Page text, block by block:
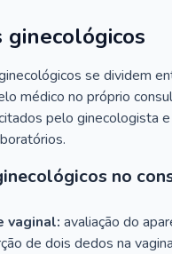
ginecológicos
se dividem
médico no próprio
pelo ginecologista
no
vaginal: avaliação do
de dois dedos na